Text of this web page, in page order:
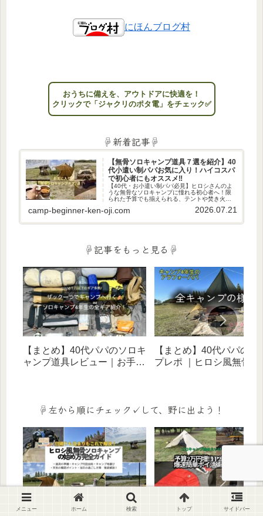
にほんブログ村
おうちに備えを、アウトドアに快適を！
クリックで「ジャクリのポタ電」をチェック✅
☟新着記事☟
【無骨ソロキャンプ道具７選を紹介】40
代小遣い制パパお気に入り！ハイコスパ
で初心者にもオススメ‼
【40代・お小遣い制パパ必見】ヒロシさんのよ
うな無骨なソロキャンプに憧れる初心者へ！限
られた予算でも揃えられる、テントや焚き火台
など、私のお気に入りの厳選ギア7選を紹介。週
末、男のロマン溢れる秘密基地で日々の疲れを
camp-beginner-ken-oji.com 2026.07.21
☟記事をもっと見る☟
【まとめ】40代パパのソロキ
ャンプ道具レビュー｜お手頃
【まとめ】40代パパのキ
プレポ ｜ヒロシ風無骨ス
☟左から順にチェック✓して、野に出よう！
ソロキャンプの始め方 完全 モッピーでパパの小遣い
メニュー ホーム 検索 トップ サイドバー